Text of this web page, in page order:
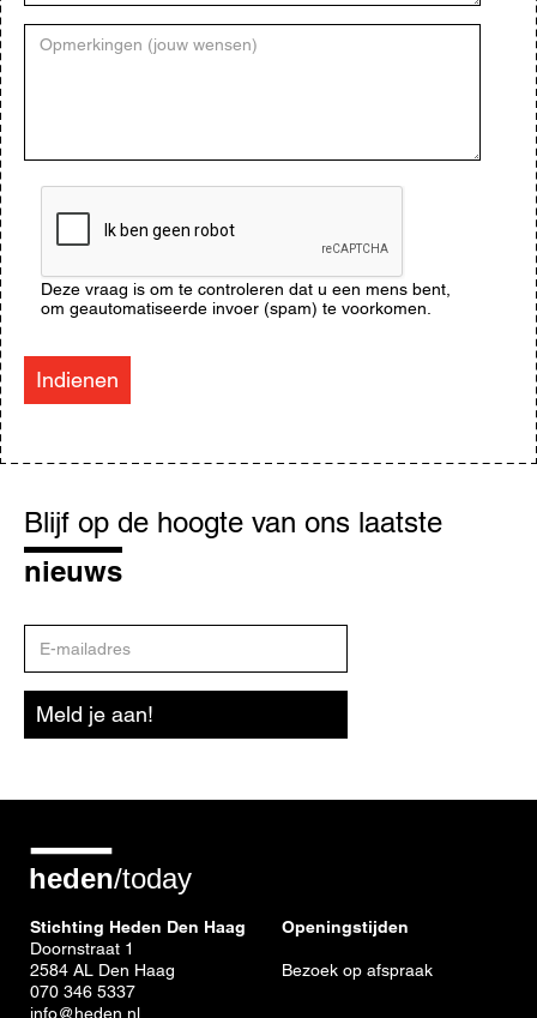
Opmerkingen
(jouw
Deze vraag is om te controleren dat u een mens bent,
om geautomatiseerde invoer (spam) te voorkomen.
Indienen
op
de
hoogte
Blijf op de hoogte van ons laatste
nieuws
mailadres
Meld je aan!
Stichting Heden Den Haag
Doornstraat 1
2584 AL Den Haag
070 346 5337
info@heden.nl
Openingstijden
Bezoek op afspraak